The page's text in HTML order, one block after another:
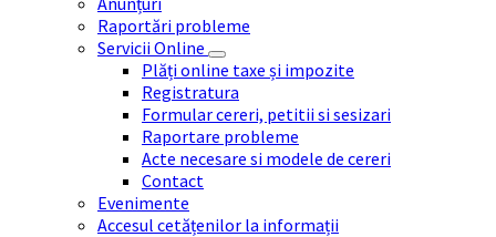
Raportări probleme
Servicii Online
Plăți online taxe și impozite
Registratura
Formular cereri, petitii si sesizari
Raportare probleme
Acte necesare si modele de cereri
Contact
Evenimente
Accesul cetățenilor la informații